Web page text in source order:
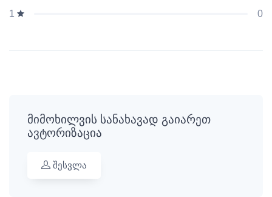
1
0
მიმოხილვის სანახავად გაიარეთ
ავტორიზაცია
შესვლა